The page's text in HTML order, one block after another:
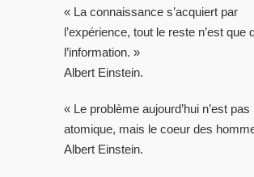
« La connaissance s’acquiert par
l’expérience, tout le reste n’est que
l’information. »
Albert Einstein.
« Le problème aujourd’hui n’est pas
atomique, mais le coeur des
Albert Einstein.